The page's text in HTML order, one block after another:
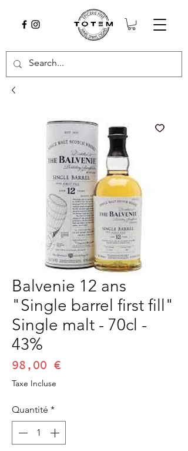
Balvenie 12 ans
"Single barrel first fill"
Single malt - 70cl -
43%
98,00 €
Taxe Incluse
Quantité *